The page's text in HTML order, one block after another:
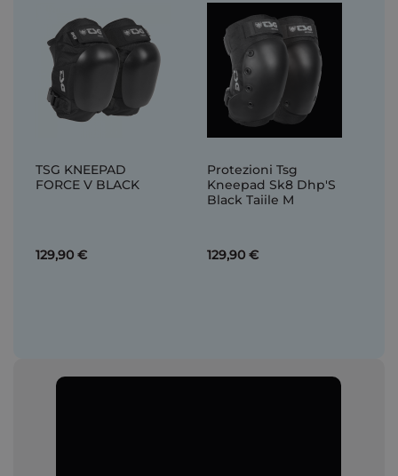
TSG KNEEPAD
FORCE V BLACK
129,90 €
Protezioni Tsg
Kneepad Sk8 Dhp'S
Black Taiile M
129,90 €